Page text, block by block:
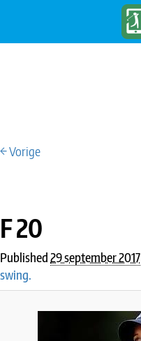
IMAGE NAVIGATION
← Vorige
F 20
Published29 september 2017
swing.